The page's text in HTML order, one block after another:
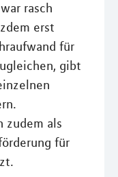
rasch
erst
für
gibt
zudem als
für